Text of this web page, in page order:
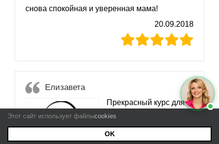
снова спокойная и уверенная мама!
20.09.2018
Елизавета
Прекрасный курс для
переживательных мам,
таких как я! Уберегает
от лишних действий,
Этот сайт использует файлыcookies
OK